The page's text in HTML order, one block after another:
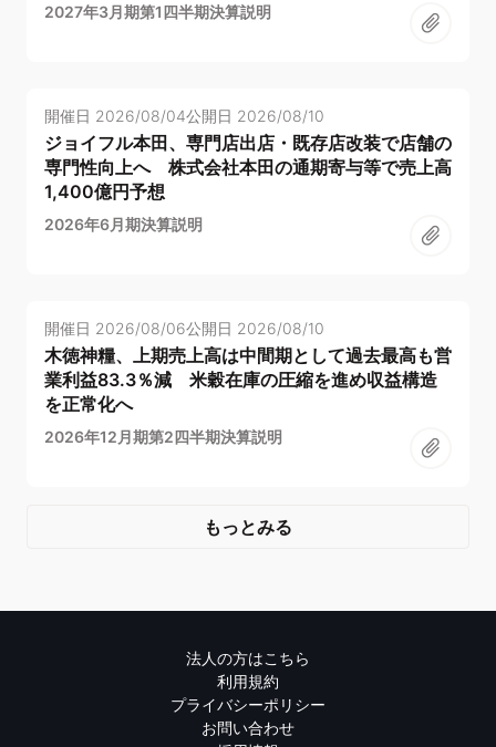
2027年3月期第1四半期決算説明
開催日 2026/08/04公開日 2026/08/10
ジョイフル本田、専門店出店・既存店改装で店舗の
専門性向上へ 株式会社本田の通期寄与等で売上高
1,400億円予想
2026年6月期決算説明
開催日 2026/08/06公開日 2026/08/10
木徳神糧、上期売上高は中間期として過去最高も営
業利益83.3％減 米穀在庫の圧縮を進め収益構造
を正常化へ
2026年12月期第2四半期決算説明
もっとみる
法人の方はこちら
利用規約
プライバシーポリシー
お問い合わせ